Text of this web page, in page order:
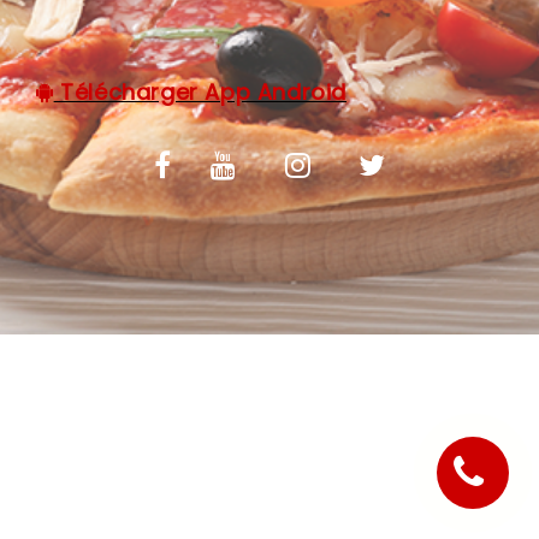
C.G.V
Télécharger App Android